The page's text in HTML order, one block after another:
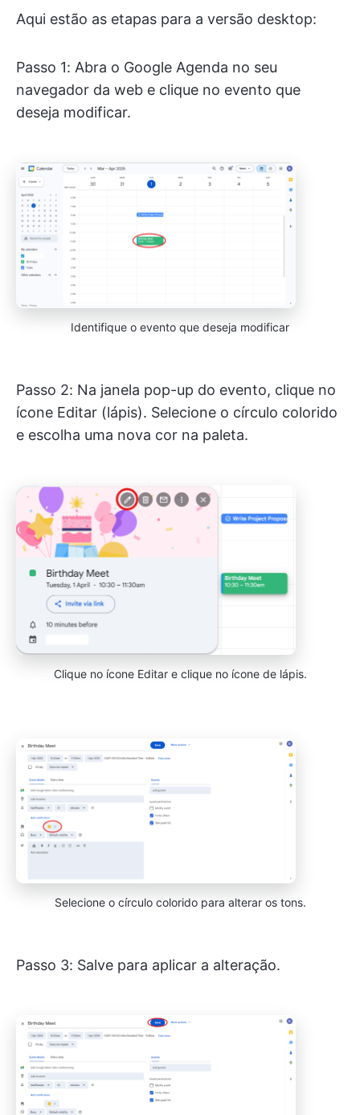
Aqui estão as etapas para a versão desktop:
Passo 1: Abra o Google Agenda no seu
navegador da web e clique no evento que
deseja modificar.
Identifique o evento que deseja modificar
Passo 2: Na janela pop-up do evento, clique no
ícone Editar (lápis). Selecione o círculo colorido
e escolha uma nova cor na paleta.
Clique no ícone Editar e clique no ícone de lápis.
Selecione o círculo colorido para alterar os tons.
Passo 3: Salve para aplicar a alteração.